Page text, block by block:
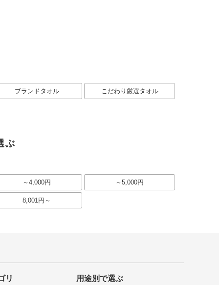
ブランドタオル こだわり厳選タオル
ぶ
～4,000円 ～5,000円
8,001円～
リ 用途別で選ぶ